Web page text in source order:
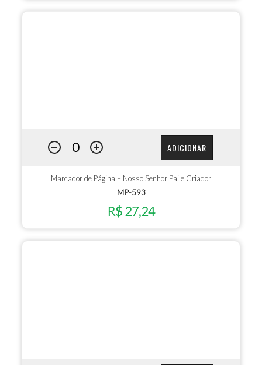
ADICIONAR
Marcador de Página – Nosso Senhor Pai e Criador
MP-593
R$ 27,24